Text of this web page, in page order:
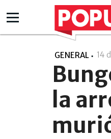
GENERAL 14
la